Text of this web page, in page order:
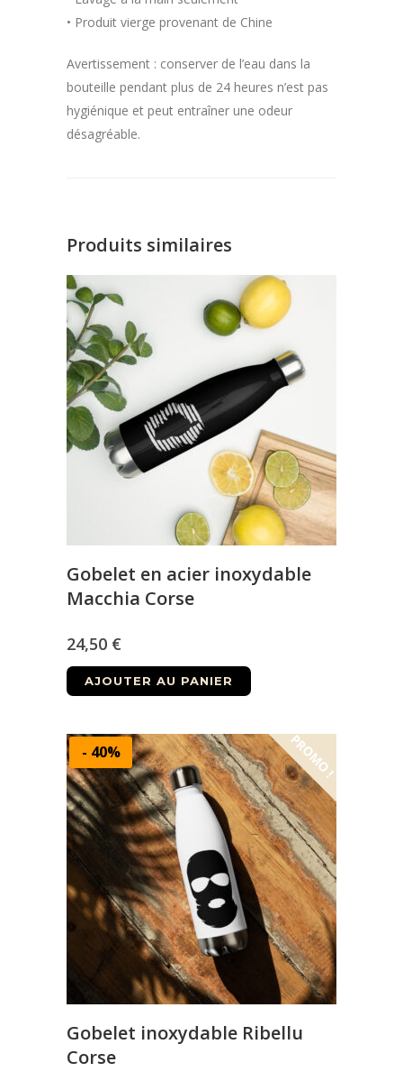
• Produit vierge provenant de Chine
Avertissement : conserver de l’eau dans la
bouteille pendant plus de 24 heures n’est pas
hygiénique et peut entraîner une odeur
désagréable.
Produits similaires
Gobelet en acier inoxydable
Macchia Corse
24,50 €
AJOUTER AU PANIER
PROMO !
- 40%
Gobelet inoxydable Ribellu
Corse